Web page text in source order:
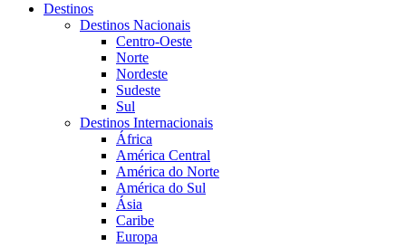
Destinos
Destinos Nacionais
Centro-Oeste
Norte
Nordeste
Sudeste
Sul
Destinos Internacionais
África
América Central
América do Norte
América do Sul
Ásia
Caribe
Europa